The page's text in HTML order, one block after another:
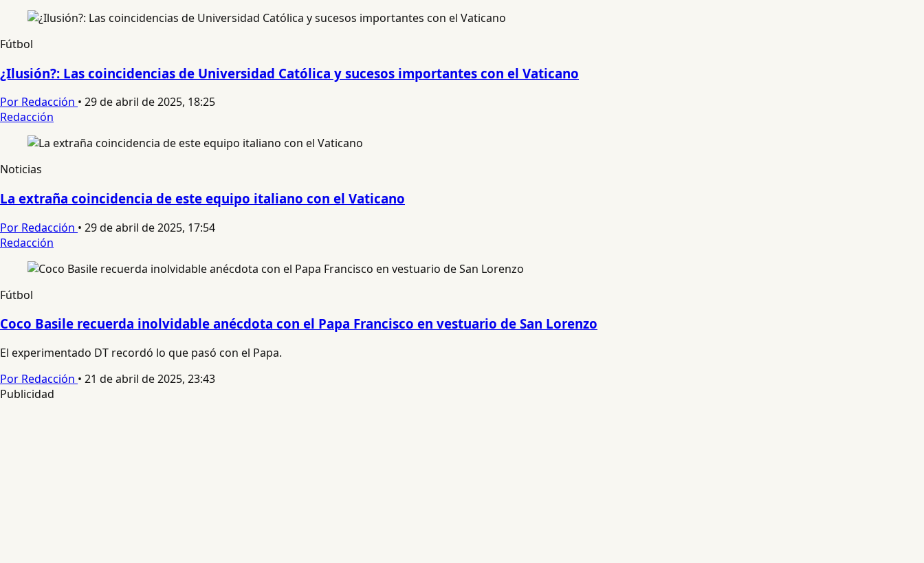
Fútbol
¿Ilusión?: Las coincidencias de Universidad Católica y sucesos importantes con el Vaticano
Por Redacción • 29 de abril de 2025, 18:25
Redacción
Noticias
La extraña coincidencia de este equipo italiano con el Vaticano
Por Redacción • 29 de abril de 2025, 17:54
Redacción
Fútbol
Coco Basile recuerda inolvidable anécdota con el Papa Francisco en vestuario de San Lorenzo
El experimentado DT recordó lo que pasó con el Papa.
Por Redacción • 21 de abril de 2025, 23:43
Publicidad